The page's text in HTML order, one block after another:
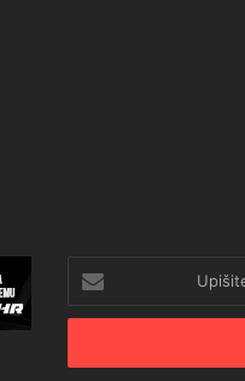
svoju
mail